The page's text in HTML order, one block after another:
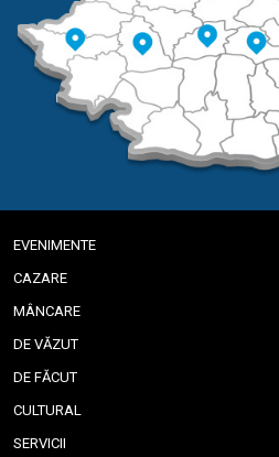
EVENIMENTE
CAZARE
MÂNCARE
DE VĂZUT
DE FĂCUT
CULTURAL
SERVICII